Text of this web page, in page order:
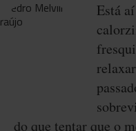
Está
do que tentar que o